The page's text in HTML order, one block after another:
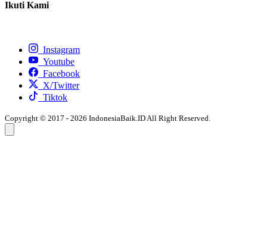
Ikuti Kami
Instagram
Youtube
Facebook
X/Twitter
Tiktok
Copyright © 2017 - 2026 IndonesiaBaik.ID All Right Reserved.